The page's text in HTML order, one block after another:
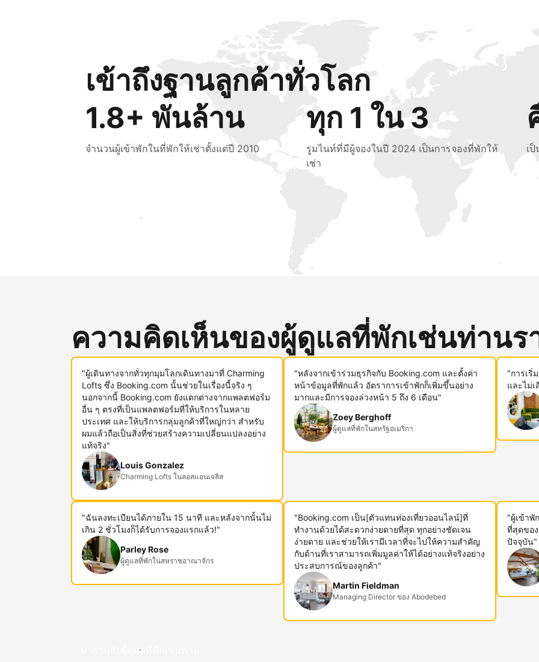
เข้าถึงฐานลูกค้าทั่วโลก
1.8+ พันล้าน
จำนวนผู้เข้าพักในที่พักให้เช่าตั้งแต่ปี 2010
ทุก 1 ใน 3
รูมไนท์ที่มีผู้จองในปี 2024 เป็นการจองที่พักให้
เช่า
เ
เข้าถึงลูกค้าใหม่ ๆ ตั้งแต่วันนี้
ความคิดเห็นของผู้ดูแลที่พักเช่นท่านร
"ผู้เดินทางจากทั่วทุกมุมโลกเดินทางมาที่ Charming
Lofts ซึ่ง Booking.com นั้นช่วยในเรื่องนี้จริง ๆ
นอกจากนี้ Booking.com ยังแตกต่างจากแพลตฟอร์ม
อื่น ๆ ตรงที่เป็นแพลตฟอร์มที่ให้บริการในหลาย
ประเทศ และให้บริการกลุ่มลูกค้าที่ใหญ่กว่า สำหรับ
ผมแล้วถือเป็นสิ่งที่ช่วยสร้างความเปลี่ยนแปลงอย่าง
แท้จริง"
Louis Gonzalez
Charming Lofts ในลอสแอนเจลิส
"หลังจากเข้าร่วมธุรกิจกับ Booking.com และตั้งค่า
หน้าข้อมูลที่พักแล้ว อัตราการเข้าพักก็เพิ่มขึ้นอย่าง
มากและมีการจองล่วงหน้า 5 ถึง 6 เดือน"
Zoey Berghoff
ผู้ดูแลที่พักในสหรัฐอเมริกา
"การเริ่
และไม่เ
"ฉันลงทะเบียนได้ภายใน 15 นาที และหลังจากนั้นไม่
เกิน 2 ชั่วโมงก็ได้รับการจองแรกแล้ว!"
Parley Rose
ผู้ดูแลที่พักในสหราชอาณาจักร
"Booking.com เป็น[ตัวแทนท่องเที่ยวออนไลน์]ที่
ทำงานด้วยได้สะดวกง่ายดายที่สุด ทุกอย่างชัดเจน
ง่ายดาย และช่วยให้เรามีเวลาที่จะไปให้ความสำคัญ
กับด้านที่เราสามารถเพิ่มมูลค่าให้ได้อย่างแท้จริงอย่าง
ประสบการณ์ของลูกค้า"
Martin Fieldman
Managing Director ของ Abodebed
"ผู้เข้าพั
ที่สุดของ
ปัจจุบัน"
มาร่วมกับผู้ดูแลที่พักเช่นท่าน